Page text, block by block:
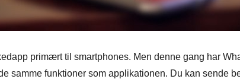
primært til smartphones. Men denne gang har
samme funktioner som applikationen. Du kan sende